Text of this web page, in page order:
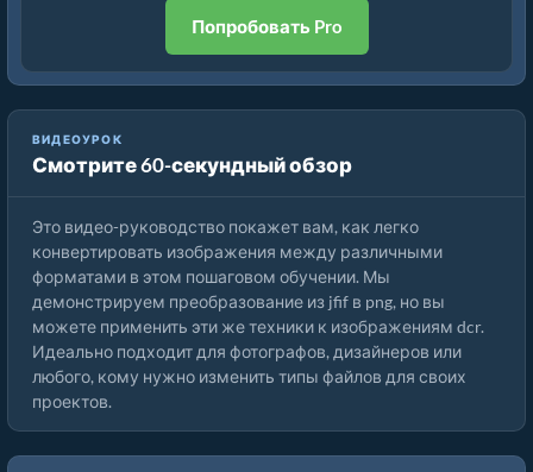
Попробовать Pro
ВИДЕОУРОК
Смотрите 60-секундный обзор
Как конвертировать формат изображения онлайн
Это видео-руководство покажет вам, как легко
конвертировать изображения между различными
форматами в этом пошаговом обучении. Мы
демонстрируем преобразование из jfif в png, но вы
можете применить эти же техники к изображениям dcr.
Идеально подходит для фотографов, дизайнеров или
любого, кому нужно изменить типы файлов для своих
проектов.